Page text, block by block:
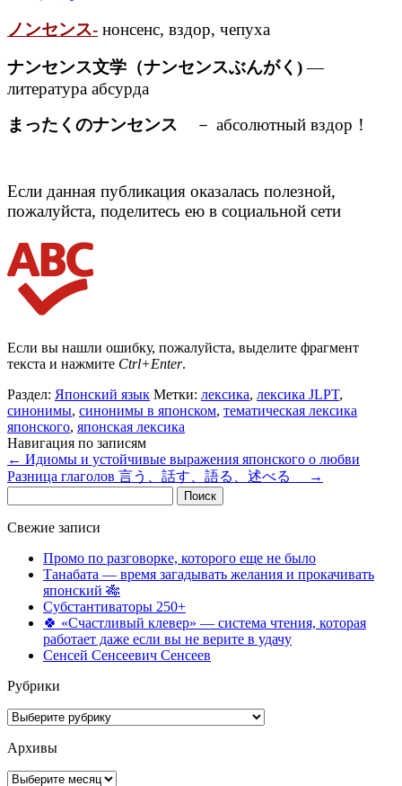
ノンセンス- нонсенс, вздор, чепуха
ナンセンス文学（ナンセンスぶんがく)—
литература абсурда
まったくのナンセンス － абсолютный вздор！
Если данная публикация оказалась полезной,
пожалуйста, поделитесь ею в социальной сети
Если вы нашли ошибку, пожалуйста, выделите фрагмент
текста и нажмите Ctrl+Enter.
Раздел: Японский язык Метки: лексика, лексика JLPT,
синонимы, синонимы в японском, тематическая лексика
японского, японская лексика
Навигация по записям
← Идиомы и устойчивые выражения японского о любви
Разница глаголов 言う、話す、語る、述べる
→
Свежие записи
Промо по разговорке, которого еще не было
Танабата — время загадывать желания и прокачивать
японский 🎋
Субстантиваторы 250+
🍀 «Счастливый клевер» — система чтения, которая
работает даже если вы не верите в удачу
Сенсей Сенсеевич Сенсеев
Рубрики
Рубрики
Архивы
Архивы